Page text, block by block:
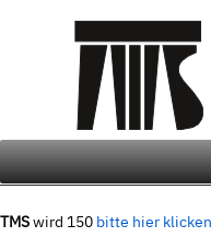
TMSwird 150 bitte hier klicken